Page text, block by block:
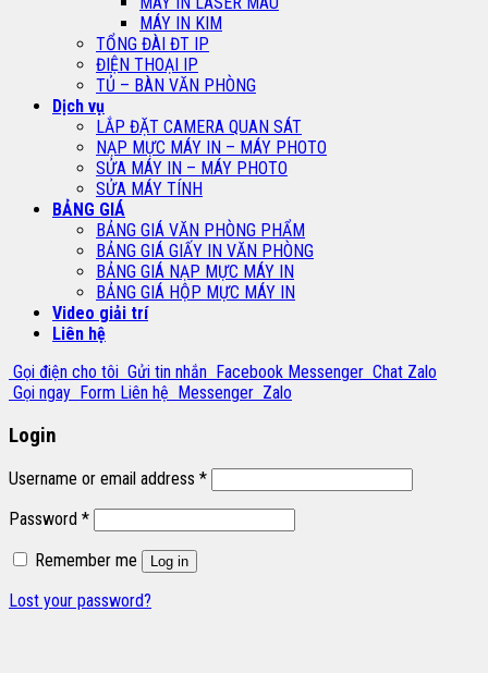
MÁY IN KIM
TỔNG ĐÀI ĐT IP
ĐIỆN THOẠI IP
TỦ – BÀN VĂN PHÒNG
Dịch vụ
LẮP ĐẶT CAMERA QUAN SÁT
NẠP MỰC MÁY IN – MÁY PHOTO
SỬA MÁY IN – MÁY PHOTO
SỬA MÁY TÍNH
BẢNG GIÁ
BẢNG GIÁ VĂN PHÒNG PHẨM
BẢNG GIÁ GIẤY IN VĂN PHÒNG
BẢNG GIÁ NẠP MỰC MÁY IN
BẢNG GIÁ HỘP MỰC MÁY IN
Video giải trí
Liên hệ
Gọi điện cho tôi Gửi tin nhắn Facebook Messenger Chat Zalo
Gọi ngay Form Liên hệ Messenger Zalo
Login
Username or email address *
Password *
Remember me
Log in
Lost your password?